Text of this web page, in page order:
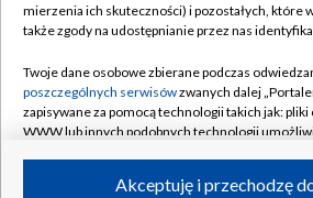
Naziemna Telewizja Cyfrowa
Rada Programowa
System NOS
Informacje o nadawcy
Pomoc
Kontakt
Kanały
mierzenia ich skuteczności) i pozostałych, które
także zgody na udostępnianie przez nas
Twoje dane osobowe zbierane podczas
poszczególnych serwisówzwanych dalej
zapisywane za pomocą technologii takich jak:
WWW lub innych podobnych technologii
ruchu w Internecie.Akceptuję i przechodzę